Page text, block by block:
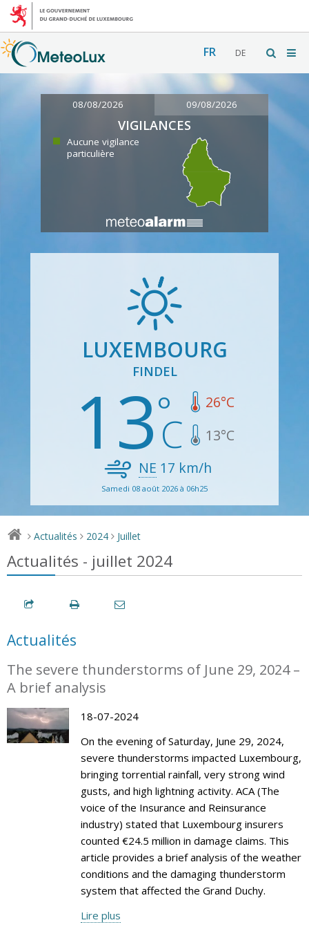
FR DE
08/08/2026 09/08/2026
VIGILANCES
Aucune vigilance
particulière
LUXEMBOURG
FINDEL
13 26°C
13°C
NE 17 km/h
Samedi 08 août 2026 à 06h25
> Actualités > 2024 > Juillet
Actualités - juillet 2024
Actualités
The severe thunderstorms of June 29, 2024 –
A brief analysis
18-07-2024
On the evening of Saturday, June 29, 2024,
severe thunderstorms impacted Luxembourg,
bringing torrential rainfall, very strong wind
gusts, and high lightning activity. ACA (The
voice of the Insurance and Reinsurance
industry) stated that Luxembourg insurers
counted €24.5 million in damage claims. This
article provides a brief analysis of the weather
conditions and the damaging thunderstorm
system that affected the Grand Duchy.
Lire plus